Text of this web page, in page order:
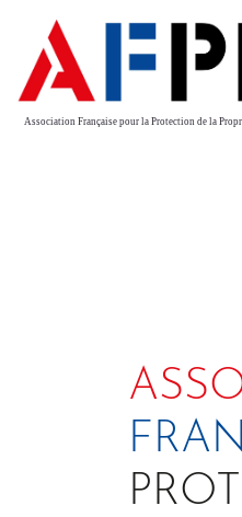
Association Française pour la Protection de la